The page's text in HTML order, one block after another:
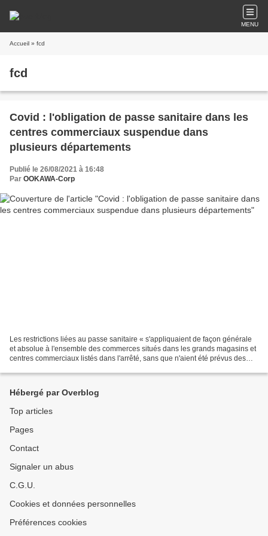
MENU
Accueil » fcd
fcd
Covid : l'obligation de passe sanitaire dans les
centres commerciaux suspendue dans
plusieurs départements
Publié le 26/08/2021 à 16:48
Par OOKAWA-Corp
Les restrictions liées au passe sanitaire « s'appliquaient de façon générale
et absolue à l'ensemble des commerces situés dans les grands magasins et
centres commerciaux listés dans l'arrêté, sans que n'aient été prévus des
Hébergé par Overblog
Top articles
Pages
Contact
Signaler un abus
C.G.U.
Cookies et données personnelles
Préférences cookies